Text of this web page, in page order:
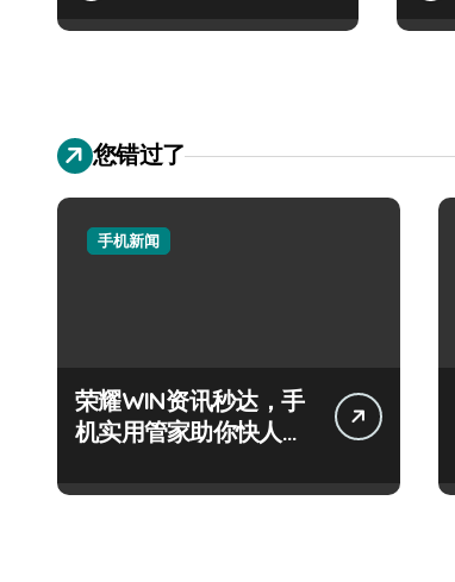
您错过了
手机新闻
荣耀WIN资讯秒达，手
机实用管家助你快人一